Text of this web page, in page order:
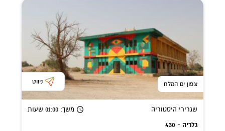
צפון ים המלח ניווט
שגרירי היסטוריה משך: 01:00 שעות
גלריה - 430